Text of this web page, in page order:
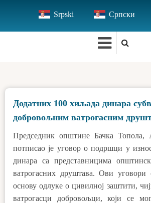
main
Srpski Српски
Додатних 100 хиљада динара
добровољним ватрогасним
Председник општине Бачка Топола,
потписао је уговор о подршци у
динара са представницима
ватрогасних друштава. Ови уговори
основу одлуке о цивилној заштити,
ватрогасци добровољци, који се